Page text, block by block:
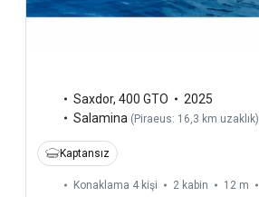
Saxdor, 400 GTO
2025
Salamina (Piraeus: 16,3 km uzaklık)
Kaptansız
Konaklama 4 kişi 2 kabin 12 m